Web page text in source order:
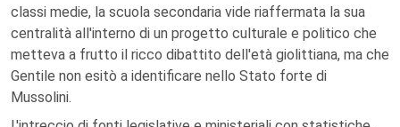
classi medie, la scuola secondaria vide riaffermata la sua
centralità all'interno di un progetto culturale e politico che
metteva a frutto il ricco dibattito dell'età giolittiana, ma che
Gentile non esitò a identificare nello Stato forte di
Mussolini.